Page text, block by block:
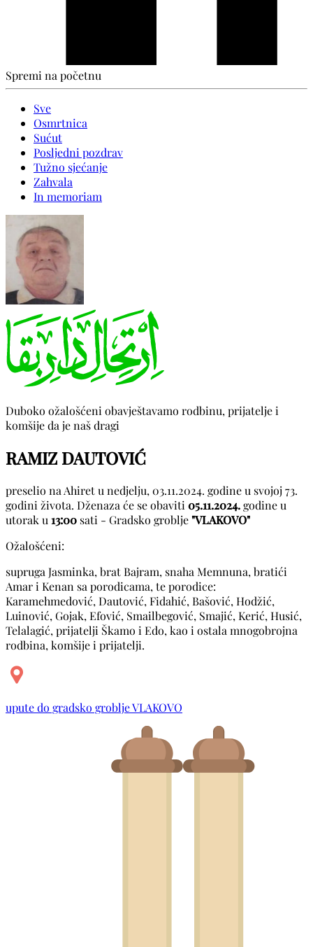
Spremi na početnu
Sve
Osmrtnica
Sućut
Posljedni pozdrav
Tužno sjećanje
Zahvala
In memoriam
Duboko ožalošćeni obavještavamo rodbinu, prijatelje i
komšije da je naš dragi
RAMIZ DAUTOVIĆ
preselio na Ahiret u nedjelju, 03.11.2024. godine u svojoj 73.
godini života. Dženaza će se obaviti 05.11.2024.godine u
utorak u 13:00 sati - Gradsko groblje"VLAKOVO"
Ožalošćeni:
supruga Jasminka, brat Bajram, snaha Memnuna, bratići
Amar i Kenan sa porodicama, te porodice:
Karamehmedović, Dautović, Fidahić, Bašović, Hodžić,
Luinović, Gojak, Efović, Smailbegović, Smajić, Kerić, Husić,
Telalagić, prijatelji Škamo i Edo, kao i ostala mnogobrojna
rodbina, komšije i prijatelji.
upute do gradsko groblje VLAKOVO